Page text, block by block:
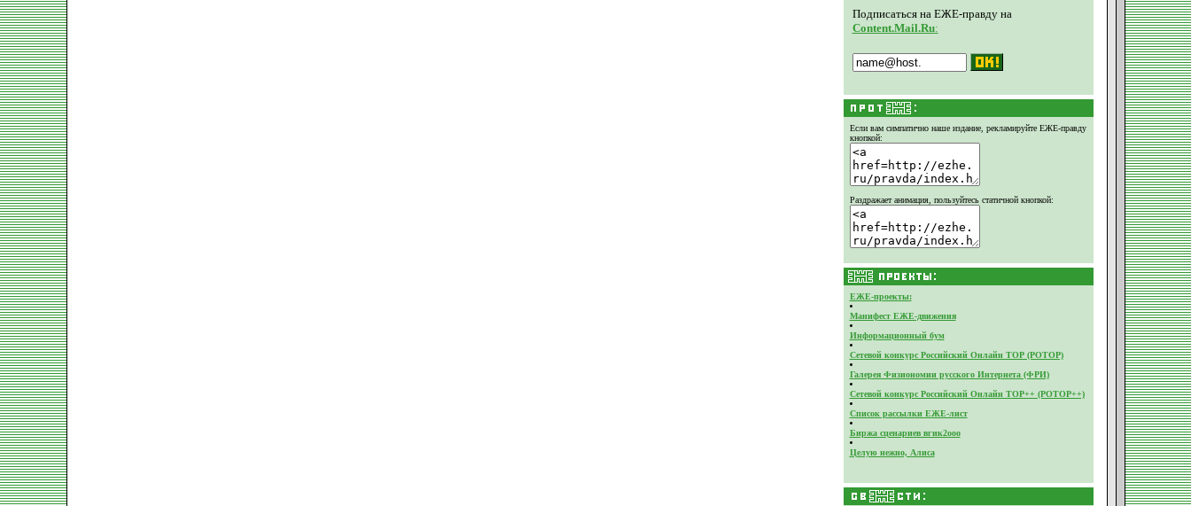
Подписаться на ЕЖЕ-правду на
Content.Mail.Ru:
Если вам симпатично наше издание, рекламируйте ЕЖЕ-правду
кнопкой:
Раздражает анимация, пользуйтесь статичной кнопкой:
ЕЖЕ-проекты:
Манифест ЕЖЕ-движения
Информационный бум
Сетевой конкурс Российский Онлайн ТОР (РОТОР)
Галерея Физиономии русского Интернета (ФРИ)
Сетевой конкурс Российский Онлайн ТОР++ (РОТОР++)
Список рассылки ЕЖЕ-лист
Биржа сценариев вгик2ооо
Целую нежно, Алиса